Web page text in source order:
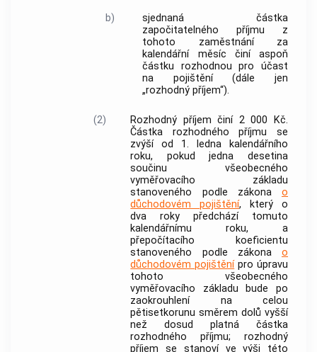
b)
sjednaná částka
započitatelného příjmu z
tohoto zaměstnáníza
kalendářní měsíc činí aspoň
částku rozhodnou pro účast
na pojištění (dále jen
„rozhodný příjem“).
(2)
Rozhodný příjem činí 2 000 Kč.
Částka rozhodného příjmu se
zvýší od 1. ledna kalendářního
roku, pokud jedna desetina
součinu všeobecného
vyměřovacího základu
stanoveného podle zákona o
důchodovém pojištění, který o
dva roky předchází tomuto
kalendářnímu roku, a
přepočítacího koeficientu
stanoveného podle zákona o
důchodovém pojištěnípro úpravu
tohoto všeobecného
vyměřovacího základu bude po
zaokrouhlení na celou
pětisetkorunu směrem dolů vyšší
než dosud platná částka
rozhodného příjmu; rozhodný
příjem se stanoví ve výši této